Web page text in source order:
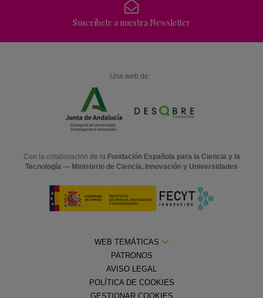
Suscríbete a nuestra Newsletter
Una web de:
Con la colaboración de la Fundación Española para la Ciencia y la
Tecnología — Ministerio de Ciencia, Innovación y Universidades
WEB TEMÁTICAS
PATRONOS
AVISO LEGAL
POLÍTICA DE COOKIES
GESTIONAR COOKIES